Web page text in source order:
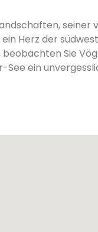
Herz der
beobachten Sie
ein